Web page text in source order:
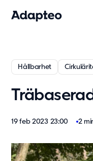
Bygg med
Anpassningsförmåga är
kvalitativa och moderna
Läs mer
Våra lösningar
Hållbarhet
19 feb 2023 23:00 2